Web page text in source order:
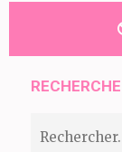
RECHERCHE